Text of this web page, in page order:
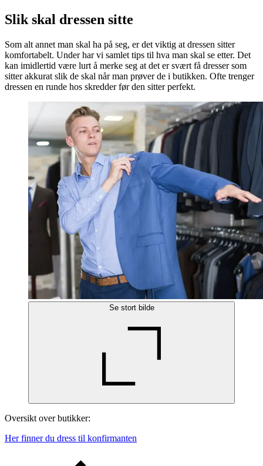
Slik skal dressen sitte
Som alt annet man skal ha på seg, er det viktig at dressen sitter
komfortabelt. Under har vi samlet tips til hva man skal se etter. Det
kan imidlertid være lurt å merke seg at det er svært få dresser som
sitter akkurat slik de skal når man prøver de i butikken. Ofte trenger
dressen en runde hos skredder før den sitter perfekt.
Se stort bilde
Oversikt over butikker:
Her finner du dress til konfirmanten